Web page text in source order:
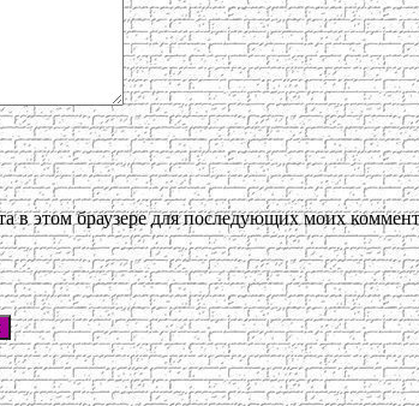
в этом браузере для последующих моих